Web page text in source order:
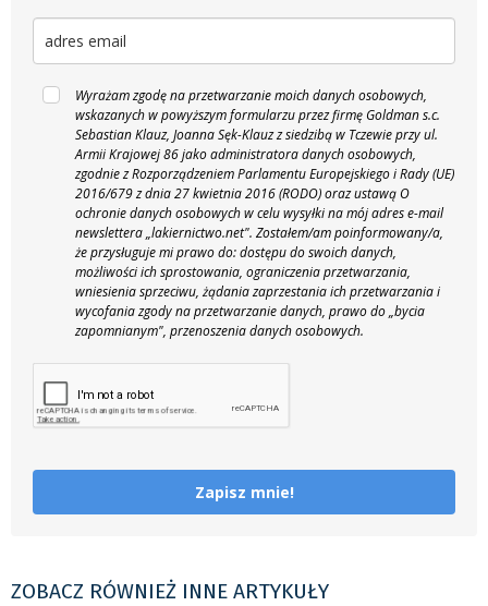
Wyrażam zgodę na przetwarzanie moich danych osobowych,
wskazanych w powyższym formularzu przez firmę Goldman s.c.
Sebastian Klauz, Joanna Sęk-Klauz z siedzibą w Tczewie przy ul.
Armii Krajowej 86 jako administratora danych osobowych,
zgodnie z Rozporządzeniem Parlamentu Europejskiego i Rady (UE)
2016/679 z dnia 27 kwietnia 2016 (RODO) oraz ustawą O
ochronie danych osobowych w celu wysyłki na mój adres e-mail
newslettera „lakiernictwo.net". Zostałem/am poinformowany/a,
że przysługuje mi prawo do: dostępu do swoich danych,
możliwości ich sprostowania, ograniczenia przetwarzania,
wniesienia sprzeciwu, żądania zaprzestania ich przetwarzania i
wycofania zgody na przetwarzanie danych, prawo do „bycia
zapomnianym", przenoszenia danych osobowych.
Zapisz mnie!
ZOBACZ RÓWNIEŻ INNE ARTYKUŁY